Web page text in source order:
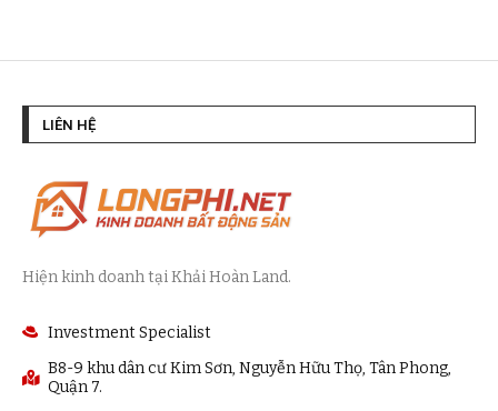
LIÊN HỆ
Hiện kinh doanh tại Khải Hoàn Land.
Investment Specialist
B8-9 khu dân cư Kim Sơn, Nguyễn Hữu Thọ, Tân Phong,
Quận 7.